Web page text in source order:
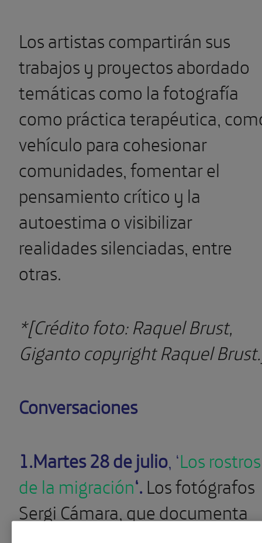
Los artistas compartirán sus
trabajos y proyectos abordado
temáticas como la fotografía
como práctica terapéutica,
vehículo para cohesionar
comunidades, fomentar el
pensamiento crítico y la
autoestima o visibilizar
realidades silenciadas, entre
otras.
*[Crédito foto: Raquel Brust,
Giganto copyright Raquel
Conversaciones
1.Martes 28 de julio, ‘Los rostros
de la migración‘. Los fotógrafos
Sergi Cámara, que documenta